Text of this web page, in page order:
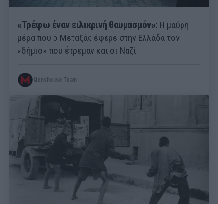
«Τρέφω έναν ειλικρινή θαυμασμόν»: Η μαύρη
μέρα που ο Μεταξάς έφερε στην Ελλάδα τον
«δήμιο» που έτρεμαν και οι Ναζί
Menshouse Team